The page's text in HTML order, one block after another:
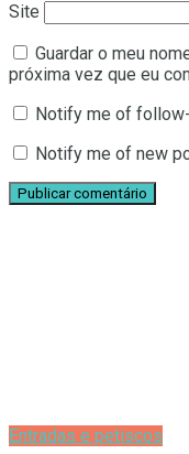
Site
Guardar o meu
próxima vez que eu
Notify me of
Notify me of new
Entradas e petiscos